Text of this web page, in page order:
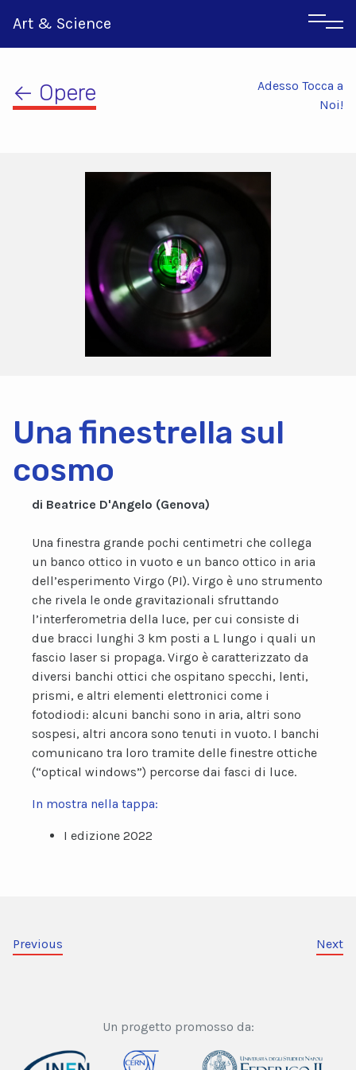
Art & Science
← Opere
Adesso Tocca a
Noi!
Una finestrella sul
cosmo
di Beatrice D'Angelo (Genova)
Una finestra grande pochi centimetri che collega
un banco ottico in vuoto e un banco ottico in aria
dell’esperimento Virgo (PI). Virgo è uno strumento
che rivela le onde gravitazionali sfruttando
l’interferometria della luce, per cui consiste di
due bracci lunghi 3 km posti a L lungo i quali un
fascio laser si propaga. Virgo è caratterizzato da
diversi banchi ottici che ospitano specchi, lenti,
prismi, e altri elementi elettronici come i
fotodiodi: alcuni banchi sono in aria, altri sono
sospesi, altri ancora sono tenuti in vuoto. I banchi
comunicano tra loro tramite delle finestre ottiche
(“optical windows”) percorse dai fasci di luce.
In mostra nella tappa:
I edizione 2022
Previous Next
Un progetto promosso da: